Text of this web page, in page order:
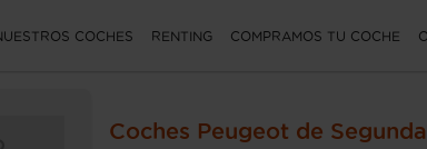
COCHES RENTING COMPRAMOS TU COCHE
Coches Peugeot de